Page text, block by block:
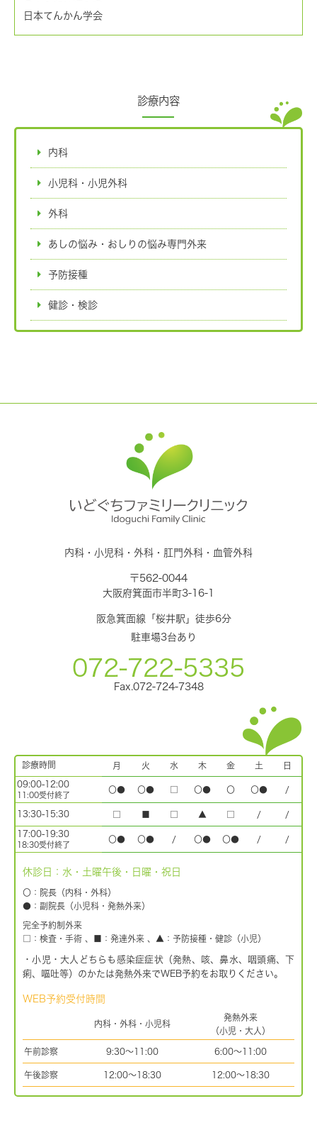
日本てんかん学会
診療内容
内科
小児科・小児外科
外科
あしの悩み・おしりの悩み専門外来
予防接種
健診・検診
内科・小児科・外科・肛門外科・血管外科
〒562-0044
大阪府箕面市半町3-16-1
阪急箕面線「桜井駅」徒歩6分
駐車場3台あり
072-722-5335
Fax.072-724-7348
診療時間 月 火 水 木 金 土 日
09:00-12:00
11:00受付終了
〇● 〇● □ 〇● 〇 〇● /
13:30-15:30 □ □ ▲ □ / /
17:00-19:30
18:30受付終了
〇● 〇● / 〇● 〇● / /
休診日：水・土曜午後・日曜・祝日
〇：院長（内科・外科）
●：副院長（小児科・発熱外来）
完全予約制外来
□：検査・手術 、■：発達外来 、▲：予防接種・健診（小児）
・小児・大人どちらも感染症症状（発熱、咳、鼻水、咽頭痛、下
痢、嘔吐等）のかたは発熱外来でWEB予約をお取りください。
WEB予約受付時間
内科・外科・小児科
発熱外来
（小児・大人）
午前診察 9:30～11:00 6:00～11:00
午後診察 12:00～18:30 12:00～18:30